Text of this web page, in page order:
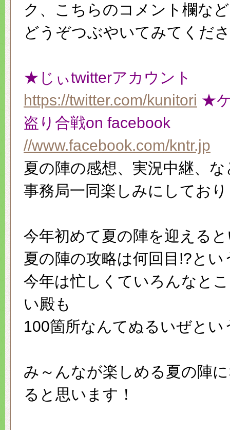
ク、こちらのコメント欄な
どうぞつぶやいてみてくだ
★じぃtwitterアカウント
https://twitter.com/kunitori ★
盗り合戦on facebook
//www.facebook.com/kntr.jp
夏の陣の感想、実況中継、
事務局一同楽しみにしてお
今年初めて夏の陣を迎える
夏の陣の攻略は何回目!?とい
今年は忙しくていろんなと
い殿も
100箇所なんてぬるいぜとい
み～んなが楽しめる夏の陣
ると思います！